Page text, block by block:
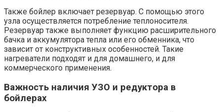
Также бойлер включает резервуар. С помощью этого
узла осуществляется потребление теплоносителя.
Резервуар также выполняет функцию расширительного
бачка и аккумулятора тепла или его обменника, что
зависит от конструктивных особенностей. Такие
нагреватели подходят и для домашнего, и для
коммерческого применения.
Важность наличия УЗО и редуктора в
бойлерах